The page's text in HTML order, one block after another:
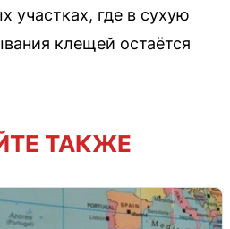
участках, где в сухую
клещей остаётся
ТАКЖЕ